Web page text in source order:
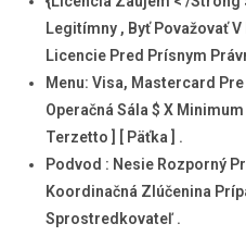
Legitímny , Byť Považovať
Licencie Pred Prísnym
Menu: Visa, Mastercard
Operačná Sála $ X
Terzetto ] [ Päťka ] .
Podvod : Nesie Rozporný
Koordinačná Zlúčenina
Sprostredkovateľ .